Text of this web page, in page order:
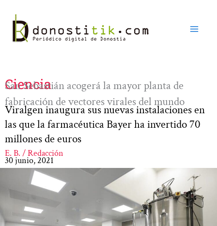
contenido
Ciencia
San Sebastián acogerá la mayor planta de
fabricación de vectores virales del mundo
Viralgen inaugura sus nuevas instalaciones en
las que la farmacéutica Bayer ha invertido 70
millones de euros
E. B. / Redacción
30 junio, 2021